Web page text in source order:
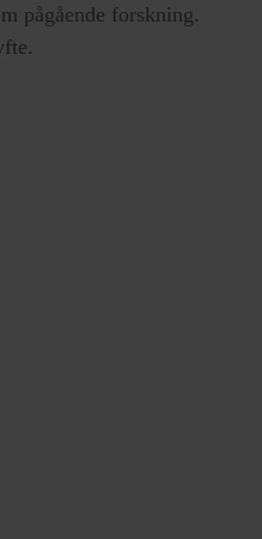
pågående forskning.